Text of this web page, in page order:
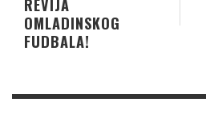
REVIJA
OMLADINSKOG
FUDBALA!